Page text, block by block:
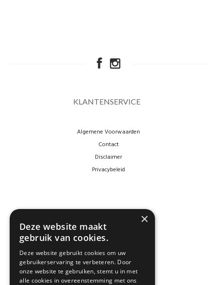
KLANTENSERVICE
Algemene Voorwaarden
Contact
Disclaimer
Privacybeleid
NEWSLETTER
×
Deze website maakt
gebruik van cookies.
Deze website gebruikt cookies om uw
gebruikerservaring te verbeteren. Door
onze website te gebruiken, stemt u in met
alle cookies in overeenstemming met ons